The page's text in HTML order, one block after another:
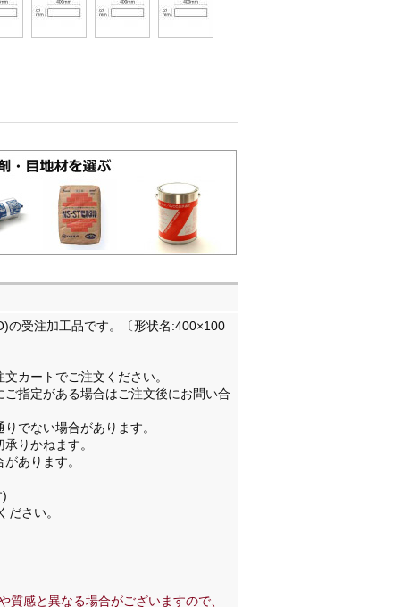
の受注加工品です。〔形状名:400×100
カートでご注文ください。
指定がある場合はご注文後にお問い合
でない場合があります。
りかねます。
あります。
)
さい。
感と異なる場合がございますので、